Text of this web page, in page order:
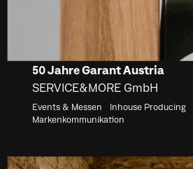
50 Jahre Garant Austria
SERVICE&MORE GmbH
Events & Messen
Inhouse Producing
Markenkommunikation